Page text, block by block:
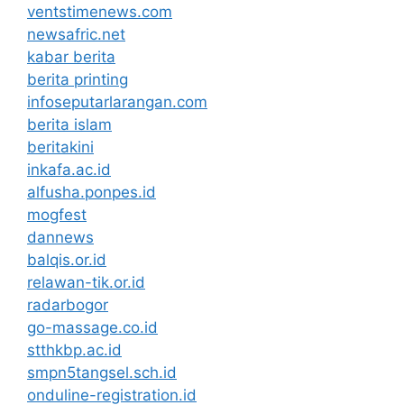
ventstimenews.com
newsafric.net
kabar berita
berita printing
infoseputarlarangan.com
berita islam
beritakini
inkafa.ac.id
alfusha.ponpes.id
mogfest
dannews
balqis.or.id
relawan-tik.or.id
radarbogor
go-massage.co.id
stthkbp.ac.id
smpn5tangsel.sch.id
onduline-registration.id